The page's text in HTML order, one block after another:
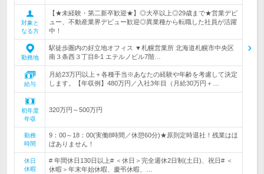
対象と
なる方
【★未経験・第二新卒歓迎★】◎大卒以上◎29歳まで★営業デビ
ュー、不動産業界デビュー歓迎◎異業種から転職した社員が活躍
中！
勤務地
駅徒歩圏内の好立地オフィス ▼札幌営業所 北海道札幌市中央区
南３条西３丁目8-1 エテルノビル7階…
給与
月給23万円以上＋各種手当※あなたの経験や年齢を考慮して決定
します。【年収例】480万円／入社3年目（月給30万円＋…
初年度
年収
320万円～500万円
勤務
時間
9：00～18：00(実働8時間／休憩60分)★原則定時退社！残業はほ
ぼありません！
休日
休暇
# 年間休日130日以上# ＜休日＞完全週休2日制(土日)、祝日# ＜
休暇＞年末年始休暇、慶弔休暇、…